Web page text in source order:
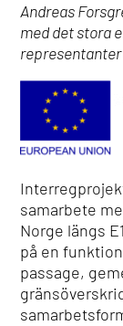
Andreas
med det stora
samarbete
Norge längs
på en
passage,